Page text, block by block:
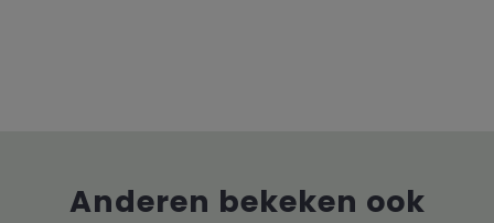
Anderen bekeken ook